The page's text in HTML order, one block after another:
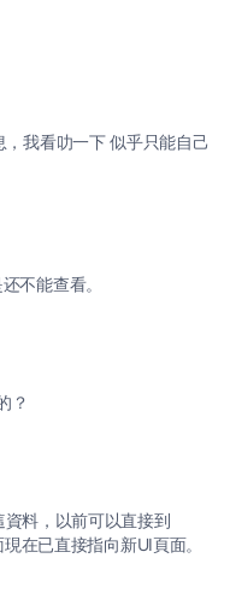
我看叻一下 似乎只能自己
不能查看。
？
料，以前可以直接到
在已直接指向新UI頁面。